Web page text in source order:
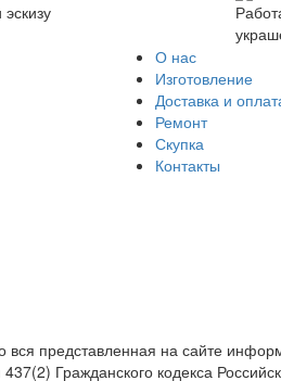
О нас
Изготовление
Доставка и
Ремонт
Скупка
Контакты
представленная на сайте
Гражданского кодекса